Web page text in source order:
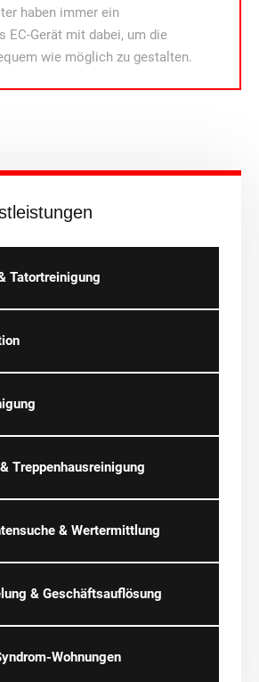
Tatortreinigung
Treppenhausreinigung
& Wertermittlung
& Geschäftsauflösung
Wohnungen
haben immer ein
EC-Gerät mit dabei, um die
wie möglich zu gestalten.